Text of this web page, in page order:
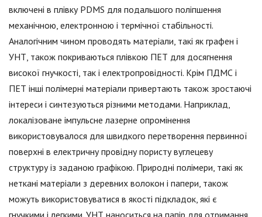
включені в плівку PDMS для подальшого поліпшення
механічною, електронною і термічної стабільності.
Аналогічним чином проводять матеріали, такі як графен і
УНТ, також покриваються плівкою ПЕТ для досягнення
високої гнучкості, так і електропровідності. Крім ПДМС і
ПЕТ інші полімерні матеріали привертають також зростаючі
інтереси і синтезуються різними методами. Наприклад,
локалізоване імпульсне лазерне опромінення
використовувалося для швидкого перетворення первинної
поверхні в електричну провідну пористу вуглецеву
структуру із заданою графікою. Природні полімери, такі як
неткані матеріали з деревних волокон і папери, також
можуть використовуватися в якості підкладок, які є
гнучкими і легкими. УНТ наноситься на папір для отримання